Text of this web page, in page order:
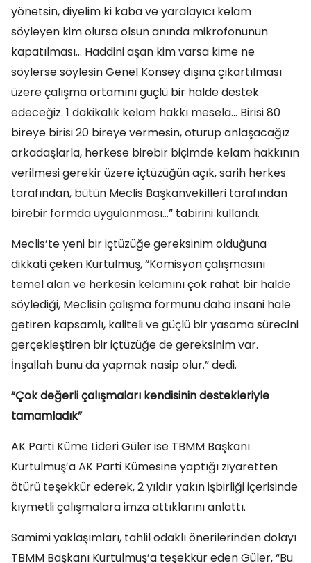
yönetsin, diyelim ki kaba ve yaralayıcı kelam
söyleyen kim olursa olsun anında mikrofonunun
kapatılması… Haddini aşan kim varsa kime ne
söylerse söylesin Genel Konsey dışına çıkartılması
üzere çalışma ortamını güçlü bir halde destek
edeceğiz. 1 dakikalık kelam hakkı mesela… Birisi 80
bireye birisi 20 bireye vermesin, oturup anlaşacağız
arkadaşlarla, herkese birebir biçimde kelam hakkının
verilmesi gerekir üzere içtüzüğün açık, sarih herkes
tarafından, bütün Meclis Başkanvekilleri tarafından
birebir formda uygulanması…” tabirini kullandı.
Meclis’te yeni bir içtüzüğe gereksinim olduğuna
dikkati çeken Kurtulmuş, “Komisyon çalışmasını
temel alan ve herkesin kelamını çok rahat bir halde
söylediği, Meclisin çalışma formunu daha insani hale
getiren kapsamlı, kaliteli ve güçlü bir yasama sürecini
gerçekleştiren bir içtüzüğe de gereksinim var.
İnşallah bunu da yapmak nasip olur.” dedi.
“Çok değerli çalışmaları kendisinin destekleriyle
tamamladık”
AK Parti Küme Lideri Güler ise TBMM Başkanı
Kurtulmuş’a AK Parti Kümesine yaptığı ziyaretten
ötürü teşekkür ederek, 2 yıldır yakın işbirliği içerisinde
kıymetli çalışmalara imza attıklarını anlattı.
Samimi yaklaşımları, tahlil odaklı önerilerinden dolayı
TBMM Başkanı Kurtulmuş’a teşekkür eden Güler, “Bu